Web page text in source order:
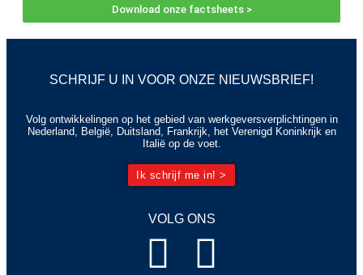
Download onze factsheets >
VOLG ONS
SCHRIJF U IN VOOR ONZE NIEUWSBRIEF!
Volg ontwikkelingen op het gebied van werkgeversverplichtingen in
Nederland, België, Duitsland, Frankrijk, het Verenigd Koninkrijk en
Italië op de voet.
Ik schrijf me in! >